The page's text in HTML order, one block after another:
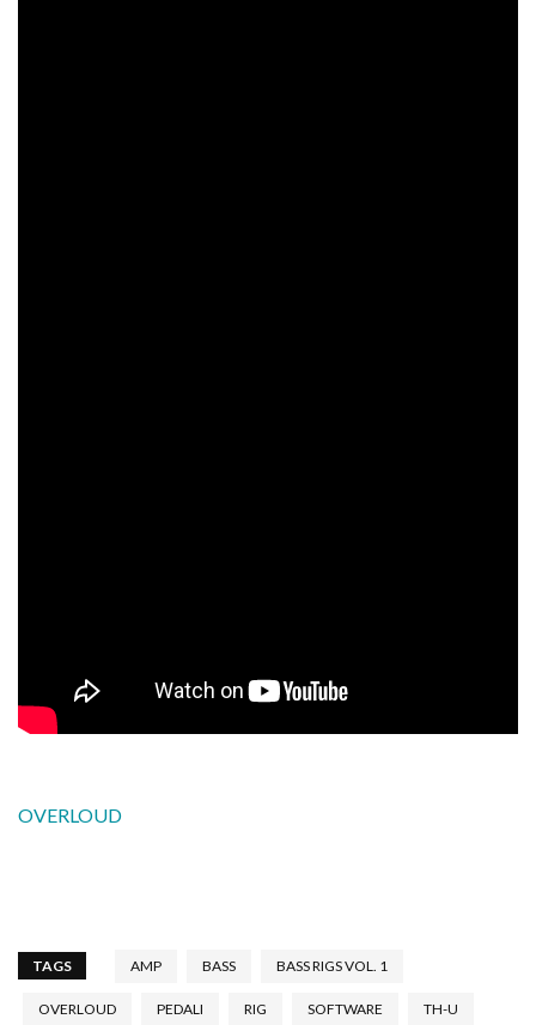
OVERLOUD
TAGS AMP BASS BASS RIGS VOL. 1
OVERLOUD PEDALI RIG SOFTWARE TH-U